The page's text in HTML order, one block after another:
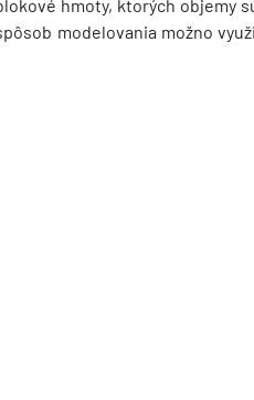
hmoty, ktorých objemy
modelovania možno